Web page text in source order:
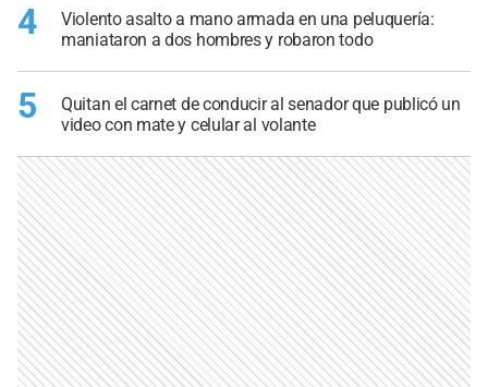
4
Violento asalto a mano armada en una peluquería:
maniataron a dos hombres y robaron todo
5
Quitan el carnet de conducir al senador que publicó un
video con mate y celular al volante